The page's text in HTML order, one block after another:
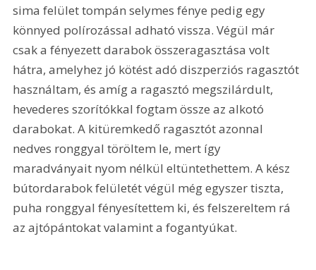
sima felület tompán selymes fénye pedig egy
könnyed polírozással adható vissza. Végül már
csak a fényezett darabok összeragasztása volt
hátra, amelyhez jó kötést adó diszperziós ragasztót
használtam, és amíg a ragasztó megszilárdult,
hevederes szorítókkal fogtam össze az alkotó
darabokat. A kitüremkedő ragasztót azonnal
nedves ronggyal töröltem le, mert így
maradványait nyom nélkül eltüntethettem. A kész
bútordarabok felületét végül még egyszer tiszta,
puha ronggyal fényesítettem ki, és felszereltem rá
az ajtópántokat valamint a fogantyúkat.